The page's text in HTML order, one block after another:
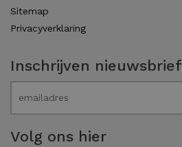
Sitemap
Privacyverklaring
Inschrijven nieuwsbrief
Volg ons hier